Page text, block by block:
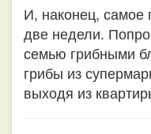
И, наконец, самое
две недели.
семью грибными
грибы из
выходя из